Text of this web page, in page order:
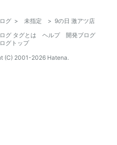
グ > 未指定 > 9の日 激アツ店
グ タグとは
ヘルプ
開発ブログ
グトップ
(C) 2001-2026 Hatena.